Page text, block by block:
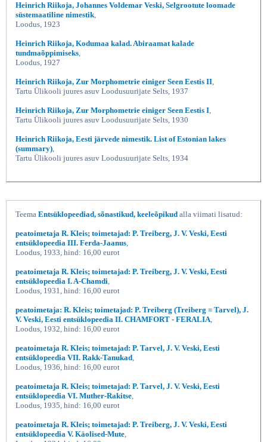
Heinrich Riikoja, Johannes Voldemar Veski, Selgrootute loomade
süstemaatiline nimestik,
Loodus, 1923
Heinrich Riikoja, Kodumaa kalad. Abiraamat kalade
tundmaõppimiseks,
Loodus, 1927
Heinrich Riikoja, Zur Morphometrie einiger Seen Eestis II,
Tartu Ülikooli juures asuv Loodusuurijate Selts, 1937
Heinrich Riikoja, Zur Morphometrie einiger Seen Eestis I,
Tartu Ülikooli juures asuv Loodusuurijate Selts, 1930
Heinrich Riikoja, Eesti järvede nimestik. List of Estonian lakes
(summary),
Tartu Ülikooli juures asuv Loodusuurijate Selts, 1934
Teema Entsüklopeediad, sõnastikud, keeleõpikud alla viimati lisatud:
peatoimetaja R. Kleis; toimetajad: P. Treiberg, J. V. Veski, Eesti
entsüklopeedia III. Ferda-Jaanus,
Loodus, 1933, hind: 16,00 eurot
peatoimetaja R. Kleis; toimetajad: P. Treiberg, J. V. Veski, Eesti
entsüklopeedia I. A-Chamdi,
Loodus, 1931, hind: 16,00 eurot
peatoimetaja: R. Kleis; toimetajad: P. Treiberg (Treiberg = Tarvel), J.
V. Veski, Eesti entsüklopeedia II. CHAMFORT - FERALIA,
Loodus, 1932, hind: 16,00 eurot
peatoimetaja R. Kleis; toimetajad: P. Tarvel, J. V. Veski, Eesti
entsüklopeedia VII. Rakk-Tanukad,
Loodus, 1936, hind: 16,00 eurot
peatoimetaja R. Kleis; toimetajad: P. Tarvel, J. V. Veski, Eesti
entsüklopeedia VI. Muther-Rakitse,
Loodus, 1935, hind: 16,00 eurot
peatoimetaja R. Kleis; toimetajad: P. Treiberg, J. V. Veski, Eesti
entsüklopeedia V. Käolised-Mute,